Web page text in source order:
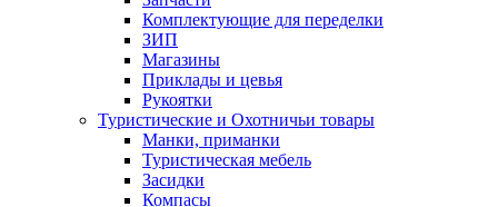
Комплектующие для переделки
ЗИП
Магазины
Приклады и цевья
Рукоятки
Туристические и Охотничьи товары
Манки, приманки
Туристическая мебель
Засидки
Компасы